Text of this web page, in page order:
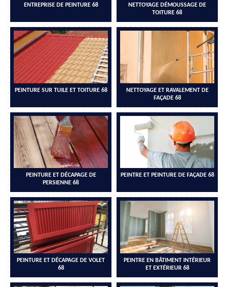
ENTREPRISE DE PEINTURE 68
NETTOYAGE DÉMOUSSAGE DE
TOITURE 68
PEINTURE SUR TUILE ET TOITURE 68
NETTOYAGE ET RAVALEMENT DE
FAÇADE 68
PEINTURE ET DÉCAPAGE DE
PERSIENNE 68
PEINTRE ET PEINTURE DE FAÇADE 68
PEINTURE ET DÉCAPAGE DE VOLET
68
PEINTRE EN BÂTIMENT INTÉRIEUR
ET EXTÉRIEUR 68